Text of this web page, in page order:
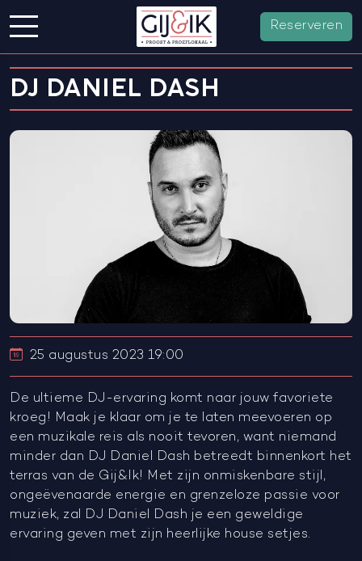
Reserveren
DJ DANIEL DASH
25 augustus 2023 19:00
De ultieme DJ-ervaring komt naar jouw favoriete
kroeg! Maak je klaar om je te laten meevoeren op
een muzikale reis als nooit tevoren, want niemand
minder dan DJ Daniel Dash betreedt binnenkort het
terras van de Gij&Ik! Met zijn onmiskenbare stijl,
ongeëvenaarde energie en grenzeloze passie voor
muziek, zal DJ Daniel Dash je een geweldige
ervaring geven met zijn heerlijke house setjes.